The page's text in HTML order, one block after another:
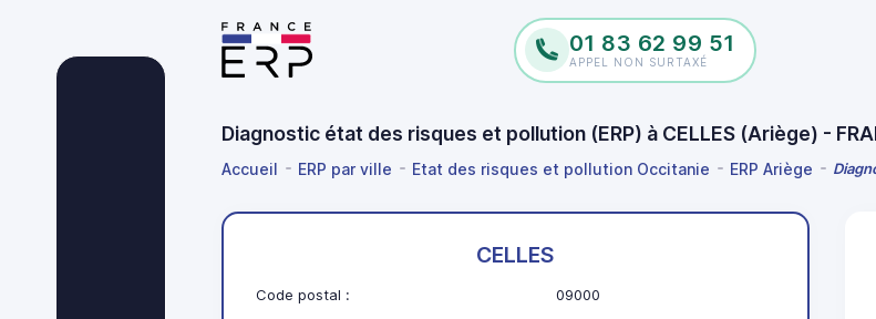
01 83 62 99 51
APPEL NON SURTAXÉ
Diagnostic état des risques et pollution (ERP) à CELLES (Ariège) -
Accueil ERP par ville Etat des risques et pollution Occitanie ERP Ariège
CELLES
Code postal : 09000